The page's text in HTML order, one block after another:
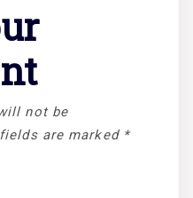
not be
are marked *